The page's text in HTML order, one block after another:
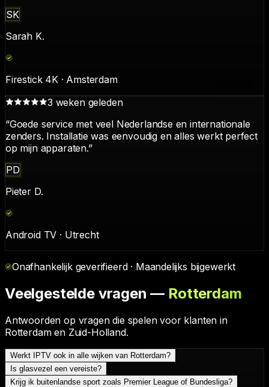
SK
Sarah K.
Firestick 4K · Amsterdam
3 weken geleden
“Goede service met veel Nederlandse en internationale
zenders. Installatie was eenvoudig en alles werkt perfect
op mijn apparaten.”
PD
Pieter D.
Android TV · Utrecht
Onafhankelijk geverifieerd · Maandelijks bijgewerkt
Veelgestelde vragen — Rotterdam
Antwoorden op vragen die spelen voor klanten in
Rotterdamen Zuid-Holland.
Werkt IPTV ook in alle wijken van Rotterdam?
Is glasvezel een vereiste?
Krijg ik buitenlandse sport zoals Premier League of Bundesliga?